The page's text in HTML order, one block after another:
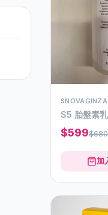
5
SNOVAGINZA
S5 胎盤素
$599$680
加